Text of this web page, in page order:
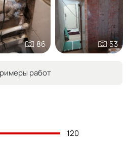
86 53
работ
120